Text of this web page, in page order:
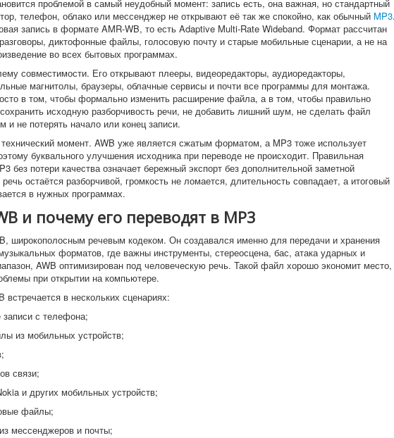
проблемой в самый неудобный момент: запись есть, она важная, но стандартный
телефон, облако или мессенджер не открывают её так же спокойно, как обычный MP3
запись в формате AMR-WB, то есть Adaptive Multi-Rate Wideband. Формат рассчитан
диктофонные файлы, голосовую почту и старые мобильные сценарии, а не на
во всех бытовых программах.
совместимости. Его открывают плееры, видеоредакторы, аудиоредакторы,
магнитолы, браузеры, облачные сервисы и почти все программы для монтажа.
в том, чтобы формально изменить расширение файла, а в том, чтобы правильно
сохранить исходную разборчивость речи, не добавить лишний шум, не сделать файл
и не потерять начало или конец записи.
момент. AWB уже является сжатым форматом, а MP3 тоже использует
буквального улучшения исходника при переводе не происходит. Правильная
без потери качества означает бережный экспорт без дополнительной заметной
остаётся разборчивой, громкость не ломается, длительность совпадает, а итоговый
в нужных программах.
и почему его переводят в MP3
широкополосным речевым кодеком. Он создавался именно для передачи и хранения
форматов, где важны инструменты, стереосцена, бас, атака ударных и
AWB оптимизирован под человеческую речь. Такой файл хорошо экономит место,
при открытии на компьютере.
встречается в нескольких сценариях:
с телефона;
из мобильных устройств;
связи;
и других мобильных устройств;
файлы;
мессенджеров и почты;